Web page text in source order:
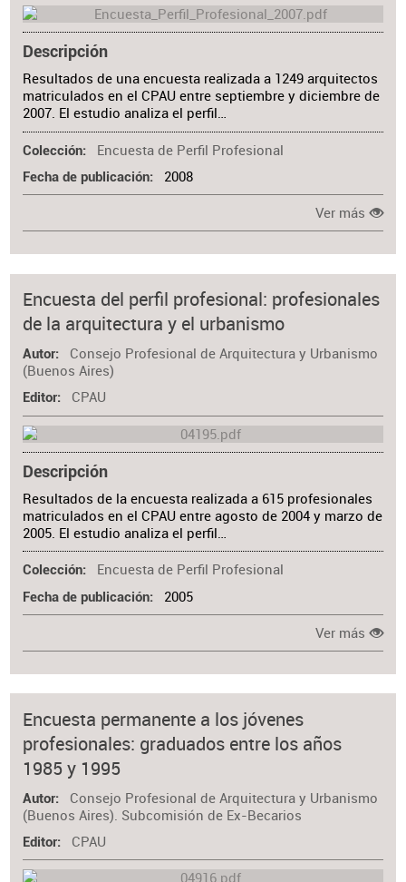
Descripción
Resultados de una encuesta realizada a 1249 arquitectos
matriculados en el CPAU entre septiembre y diciembre de
2007. El estudio analiza el perfil…
Colección Encuesta de Perfil Profesional
Fecha de publicación 2008
Ver más
Encuesta del perfil profesional: profesionales
de la arquitectura y el urbanismo
Autor
Consejo Profesional de Arquitectura y Urbanismo
(Buenos Aires)
Editor CPAU
Descripción
Resultados de la encuesta realizada a 615 profesionales
matriculados en el CPAU entre agosto de 2004 y marzo de
2005. El estudio analiza el perfil…
Colección Encuesta de Perfil Profesional
Fecha de publicación 2005
Ver más
Encuesta permanente a los jóvenes
profesionales: graduados entre los años
1985 y 1995
Autor
Consejo Profesional de Arquitectura y Urbanismo
(Buenos Aires). Subcomisión de Ex-Becarios
Editor CPAU